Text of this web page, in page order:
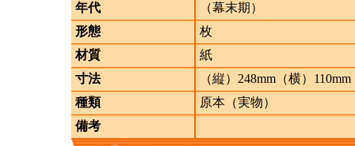
年代
（幕末期）
形態
枚
材質
紙
寸法
（縦）248mm（横）110mm
種類
原本（実物）
備考